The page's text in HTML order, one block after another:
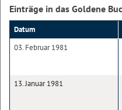
Einträge in das Goldene
Datum
03. Februar 1981
13. Januar 1981